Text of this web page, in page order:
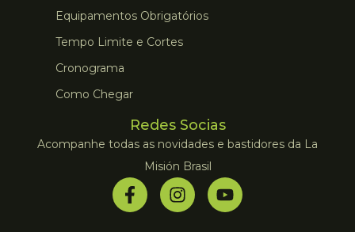
Equipamentos Obrigatórios
Tempo Limite e Cortes
Cronograma
Como Chegar
Redes Socias
Acompanhe todas as novidades e bastidores da La
Misión Brasil